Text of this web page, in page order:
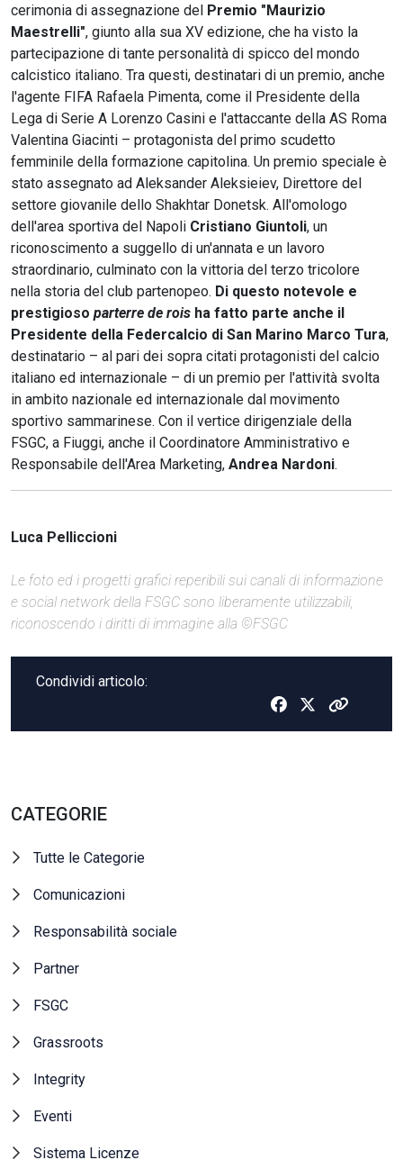
cerimonia di assegnazione del Premio "Maurizio
Maestrelli", giunto alla sua XV edizione, che ha visto la
partecipazione di tante personalità di spicco del mondo
calcistico italiano. Tra questi, destinatari di un premio, anche
l'agente FIFA Rafaela Pimenta, come il Presidente della
Lega di Serie A Lorenzo Casini e l'attaccante della AS Roma
Valentina Giacinti – protagonista del primo scudetto
femminile della formazione capitolina. Un premio speciale è
stato assegnato ad Aleksander Aleksieiev, Direttore del
settore giovanile dello Shakhtar Donetsk. All'omologo
dell'area sportiva del Napoli Cristiano Giuntoli, un
riconoscimento a suggello di un'annata e un lavoro
straordinario, culminato con la vittoria del terzo tricolore
nella storia del club partenopeo. Di questo notevole e
prestigioso parterre de rois ha fatto parte anche il
Presidente della Federcalcio di San Marino Marco Tura,
destinatario – al pari dei sopra citati protagonisti del calcio
italiano ed internazionale – di un premio per l'attività svolta
in ambito nazionale ed internazionale dal movimento
sportivo sammarinese. Con il vertice dirigenziale della
FSGC, a Fiuggi, anche il Coordinatore Amministrativo e
Responsabile dell'Area Marketing, Andrea Nardoni.
Luca Pelliccioni
Le foto ed i progetti grafici reperibili sui canali di informazione
e social network della FSGC sono liberamente utilizzabili,
riconoscendo i diritti di immagine alla ©FSGC
Condividi articolo:
CATEGORIE
Tutte le Categorie
Comunicazioni
Responsabilità sociale
Partner
FSGC
Grassroots
Integrity
Eventi
Sistema Licenze